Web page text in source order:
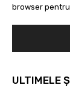
browser
ULTIMELE